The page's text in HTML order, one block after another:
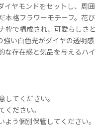
イヤモンドをセットし、周囲
本格フラワーモチーフ。花び
枠で構成され、可愛らしさと
い白色光がダイヤの透明感
な存在感と気品を与えるハイ
してください。
ください。
よう個別保管してください。